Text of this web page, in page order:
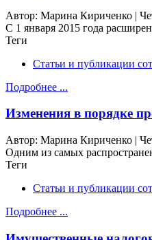
Автор: Марина Кириченко |
С 1 января 2015 года
Теги
Статьи и публикации
Подробнее ...
Изменения в порядке
Автор: Марина Кириченко |
Одним из самых
Теги
Статьи и публикации
Подробнее ...